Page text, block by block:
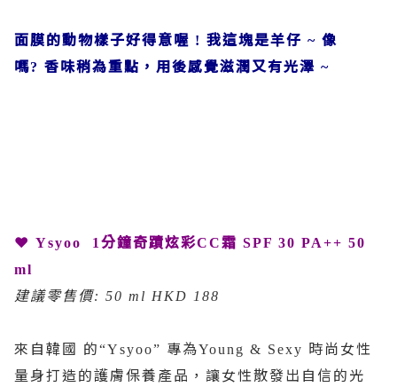
面膜的動物樣子好得意喔 ! 我這塊是羊仔 ~ 像
嗎? 香味稍為重點，用後感覺滋潤又有光澤 ~
❤ Ysyoo 1 分鐘奇蹟炫彩CC霜 SPF 30 PA++ 50
ml
建議零售價: 50 ml HKD 188
來自韓國 的“Ysyoo” 專為Young & Sexy 時尚女性
量身打造的護膚保養產品，讓女性散發出自信的光